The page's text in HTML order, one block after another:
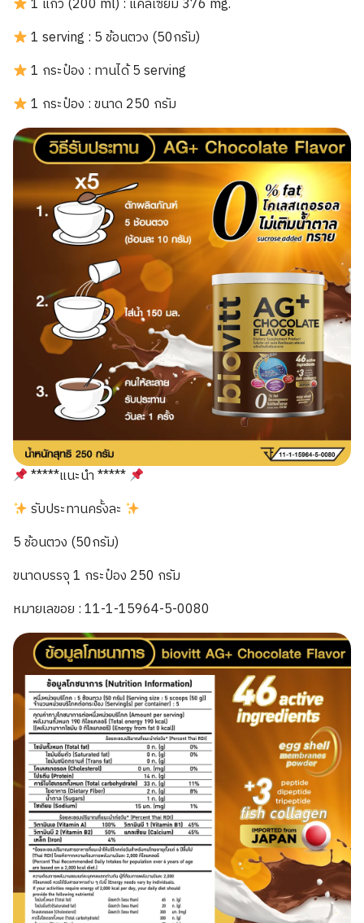
1 แก้ว (200 ml) : แคลเซียม 376 mg.
1 serving : 5 ช้อนตวง (50กรัม)
1 กระป๋อง : ทานได้ 5 serving
1 กระป๋อง : ขนาด 250 กรัม
*****แนะนำ *****
รับประทานครั้งละ
5 ช้อนตวง (50กรัม)
ขนาดบรรจุ 1 กระป๋อง 250 กรัม
หมายเลขอย : 11-1-15964-5-0080